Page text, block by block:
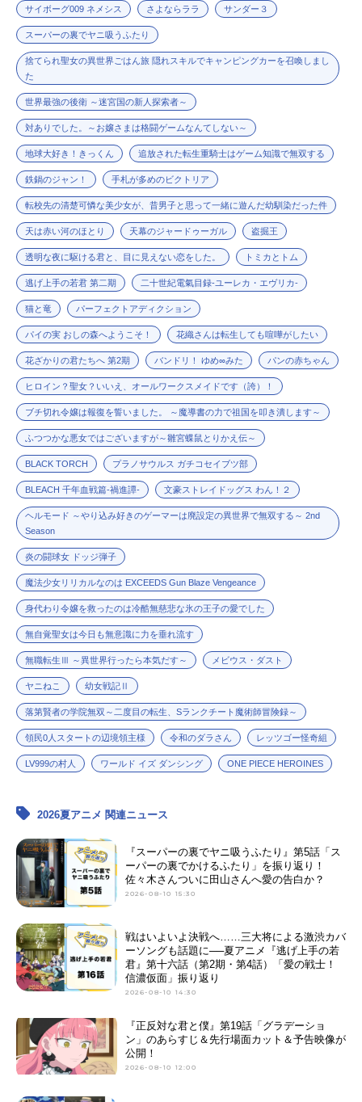
サイボーグ009 ネメシス さよならララ サンダー３
スーパーの裏でヤニ吸うふたり
捨てられ聖女の異世界ごはん旅 隠れスキルでキャンピングカーを召喚しまし
た
世界最強の後衛 ～迷宮国の新人探索者～
対ありでした。～お嬢さまは格闘ゲームなんてしない～
地球大好き！きっくん 追放された転生重騎士はゲーム知識で無双する
鉄鍋のジャン！ 手札が多めのビクトリア
転校先の清楚可憐な美少女が、昔男子と思って一緒に遊んだ幼馴染だった件
天は赤い河のほとり 天幕のジャードゥーガル 盗掘王
透明な夜に駆ける君と、目に見えない恋をした。 トミカとトム
逃げ上手の若君 第二期 二十世紀電氣目録-ユーレカ・エヴリカ-
猫と竜 パーフェクトアディクション
パイの実 おしの森へようこそ！ 花織さんは転生しても喧嘩がしたい
花ざかりの君たちへ 第2期 バンドリ！ ゆめ∞みた パンの赤ちゃん
ヒロイン？聖女？いいえ、オールワークスメイドです（誇）！
ブチ切れ令嬢は報復を誓いました。 ～魔導書の力で祖国を叩き潰します～
ふつつかな悪女ではございますが～雛宮蝶鼠とりかえ伝～
BLACK TORCH プラノサウルス ガチコセイブツ部
BLEACH 千年血戦篇-禍進譚- 文豪ストレイドッグス わん！２
ヘルモード ～やり込み好きのゲーマーは廃設定の異世界で無双する～ 2nd
Season
炎の闘球女 ドッジ弾子
魔法少女リリカルなのは EXCEEDS Gun Blaze Vengeance
身代わり令嬢を救ったのは冷酷無慈悲な氷の王子の愛でした
無自覚聖女は今日も無意識に力を垂れ流す
無職転生Ⅲ ～異世界行ったら本気だす～ メビウス・ダスト
ヤニねこ 幼女戦記Ⅱ
落第賢者の学院無双～二度目の転生、Sランクチート魔術師冒険録～
領民0人スタートの辺境領主様 令和のダラさん レッツゴー怪奇組
LV999の村人 ワールド イズ ダンシング ONE PIECE HEROINES
2026夏アニメ 関連ニュース
『スーパーの裏でヤニ吸うふたり』第5話「ス
ーパーの裏でかけるふたり」を振り返り！
佐々木さんついに田山さんへ愛の告白か？
2026-08-10 15:30
戦はいよいよ決戦へ……三大将による激渋カバ
ーソングも話題に──夏アニメ『逃げ上手の若
君』第十六話（第2期・第4話）「愛の戦士！
信濃仮面」振り返り
2026-08-10 14:30
『正反対な君と僕』第19話「グラデーショ
ン」のあらすじ＆先行場面カット＆予告映像が
公開！
2026-08-10 12:00